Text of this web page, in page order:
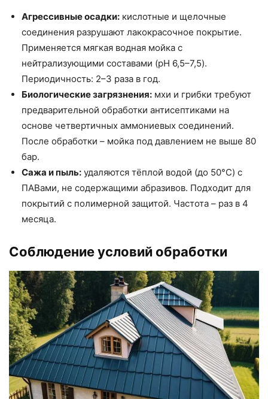
Агрессивные осадки: кислотные и щелочные
соединения разрушают лакокрасочное покрытие.
Применяется мягкая водная мойка с
нейтрализующими составами (pH 6,5–7,5).
Периодичность: 2–3 раза в год.
Биологические загрязнения: мхи и грибки требуют
предварительной обработки антисептиками на
основе четвертичных аммониевых соединений.
После обработки – мойка под давлением не выше 80
бар.
Сажа и пыль: удаляются тёплой водой (до 50°C) с
ПАВами, не содержащими абразивов. Подходит для
покрытий с полимерной защитой. Частота – раз в 4
месяца.
Соблюдение условий обработки